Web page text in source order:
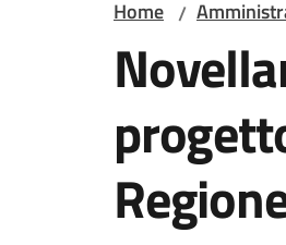
Home /